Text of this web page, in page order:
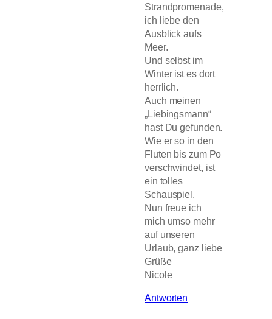
Strandpromenade,
ich liebe den
Ausblick aufs
Meer.
Und selbst im
Winter ist es dort
herrlich.
Auch meinen
„Liebingsmann“
hast Du gefunden.
Wie er so in den
Fluten bis zum Po
verschwindet, ist
ein tolles
Schauspiel.
Nun freue ich
mich umso mehr
auf unseren
Urlaub, ganz liebe
Grüße
Nicole
Antworten